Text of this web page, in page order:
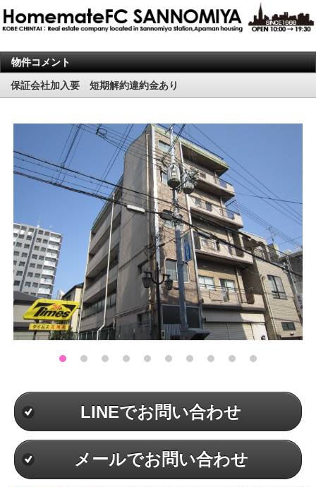
物件コメント
保証会社加入要 短期解約違約金あり
LINEでお問い合わせ
メールでお問い合わせ